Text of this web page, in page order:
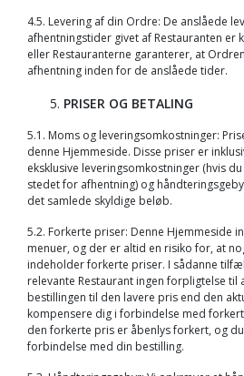
4.5. Levering af din Ordre: De anslåede
afhentningstider givet af Restauranten er
eller Restauranterne garanterer, at
afhentning inden for de anslåede tider.
PRISER OG BETALING
5.1. Moms og leveringsomkostninger:
denne Hjemmeside. Disse priser er
eksklusive leveringsomkostninger (hvis
stedet for afhentning) og
det samlede skyldige beløb.
5.2. Forkerte priser: Denne Hjemmeside
menuer, og der er altid en risiko for, at
indeholder forkerte priser. I sådanne
relevante Restaurant ingen forpligtelse til
bestillingen til den lavere pris end den
kompensere dig i forbindelse med
den forkerte pris er åbenlys forkert, og
forbindelse med din bestilling.